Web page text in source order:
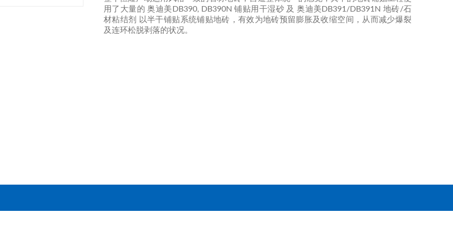
用了大量的 奥迪美DB390, DB390N 铺贴用干湿砂 及 奥迪美DB391/DB391N 地砖/石
材粘结剂 以半干铺贴系统铺贴地砖，有效为地砖预留膨胀及收缩空间，从而减少爆裂
及连环松脱剥落的状况。